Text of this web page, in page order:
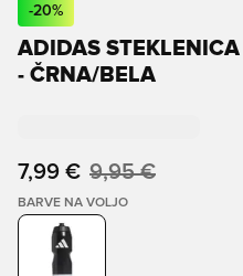
-20%
ADIDAS
- ČRNA/BELA
7,99 € 9,95 €
BARVE NA VOLJO